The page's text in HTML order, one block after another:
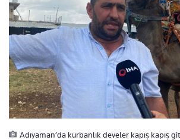
Adıyaman’da kurbanlık develer kapış kapış